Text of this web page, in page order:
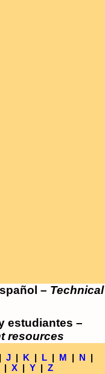
– Technical
estudiantes –
resources
| J | K | L | M | N |
| X | Y | Z